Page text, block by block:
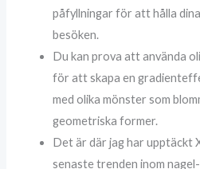
påfyllningar för att hålla
besöken.
Du kan prova att använda
för att skapa en
med olika mönster som
geometriska former.
Det är där jag har upptäckt
senaste trenden inom